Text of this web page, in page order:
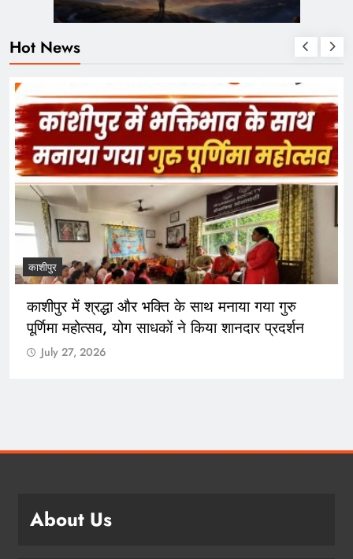
Hot News
काशीपुर
काशीपुर में श्रद्धा और भक्ति के साथ मनाया गया गुरु
पूर्णिमा महोत्सव, योग साधकों ने किया शानदार प्रदर्शन
July 27, 2026
About Us